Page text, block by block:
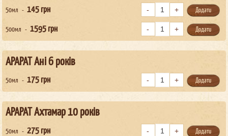
50мл 145 грн Додати
500мл 1595 грн Додати
АРАРАТ Ані 6 років
50мл 175 грн Додати
АРАРАТ Ахтамар 10 років
50мл 275 грн Додати